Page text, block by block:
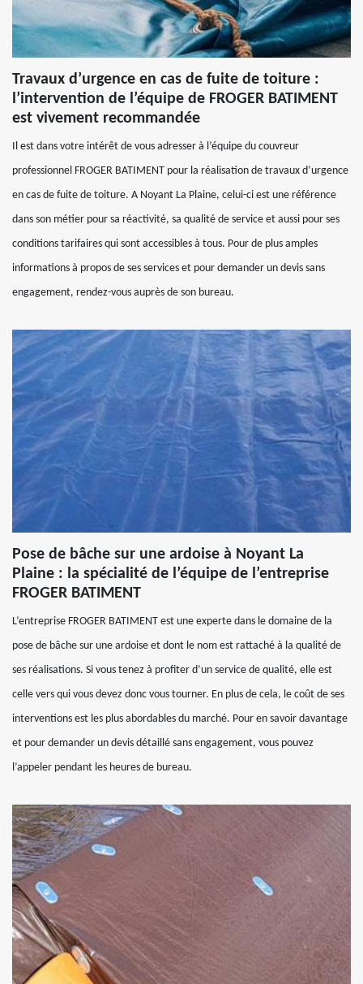
Travaux d’urgence en cas de fuite de toiture :
l’intervention de l’équipe de FROGER BATIMENT
est vivement recommandée
Il est dans votre intérêt de vous adresser à l’équipe du couvreur
professionnel FROGER BATIMENT pour la réalisation de travaux d’urgence
en cas de fuite de toiture. A Noyant La Plaine, celui-ci est une référence
dans son métier pour sa réactivité, sa qualité de service et aussi pour ses
conditions tarifaires qui sont accessibles à tous. Pour de plus amples
informations à propos de ses services et pour demander un devis sans
engagement, rendez-vous auprès de son bureau.
Pose de bâche sur une ardoise à Noyant La
Plaine : la spécialité de l’équipe de l’entreprise
FROGER BATIMENT
L’entreprise FROGER BATIMENT est une experte dans le domaine de la
pose de bâche sur une ardoise et dont le nom est rattaché à la qualité de
ses réalisations. Si vous tenez à profiter d’un service de qualité, elle est
celle vers qui vous devez donc vous tourner. En plus de cela, le coût de ses
interventions est les plus abordables du marché. Pour en savoir davantage
et pour demander un devis détaillé sans engagement, vous pouvez
l’appeler pendant les heures de bureau.